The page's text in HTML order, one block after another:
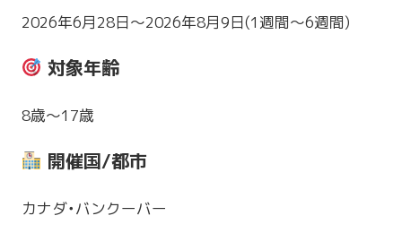
2026年6月28日〜2026年8月9日(1週間～6週間)
対象年齢
8歳～17歳
開催国/都市
カナダ・バンクーバー